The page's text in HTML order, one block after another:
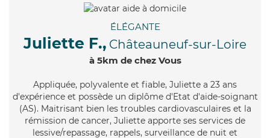
ÉLÉGANTE
Juliette F., Châteauneuf-sur-Loire
à 5km de chez Vous
Appliquée, polyvalente et fiable, Juliette a 23 ans
d'expérience et possède un diplôme d'Etat d'aide-soignant
(AS). Maitrisant bien les troubles cardiovasculaires et la
rémission de cancer, Juliette apporte ses services de
lessive/repassage, rappels, surveillance de nuit et